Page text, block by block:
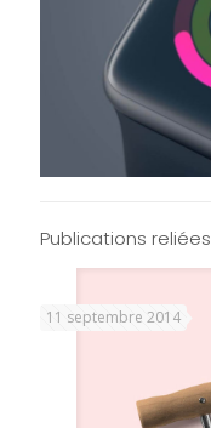
Publications reliées
11 septembre 2014